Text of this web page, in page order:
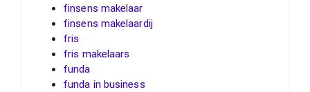
finsens makelaar
finsens makelaardij
fris
fris makelaars
funda
funda in business